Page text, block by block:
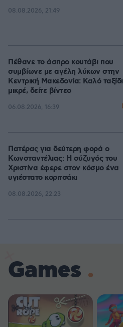
08.08.2026, 21:49
Πέθανε το άσπρο κουτάβι που
συμβίωνε με αγέλη λύκων στην
Κεντρική Μακεδονία: Καλό ταξίδι
μικρέ, δείτε βίντεο
06.08.2026, 16:39
Πατέρας για δεύτερη φορά ο
Κωνσταντέλιας: Η σύζυγός του
Χριστίνα έφερε στον κόσμο ένα
υγιέστατο κοριτσάκι
08.08.2026, 22:23
Games